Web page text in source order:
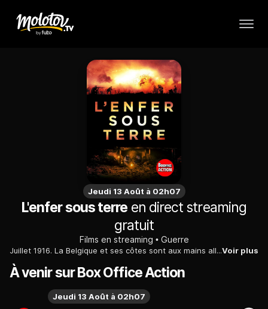
Jeudi 13 Août à 02h07
L'enfer sous terre en direct streaming
gratuit
Films en streaming Guerre
Juillet 1916. La Belgique et ses côtes sont aux mains allemandes. Les Britanniques veulent creuser un tunnel sous leurs tranchées, pour y déposer une charge explosive.Voir plus
À venir sur Box Office Action
Jeudi 13 Août à 02h07